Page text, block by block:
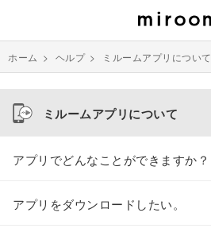
ホーム > ヘルプ> ミルームアプリについて
ミルームアプリについて
アプリでどんなことができますか？
アプリをダウンロードしたい。